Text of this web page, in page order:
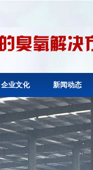
企业文化 新闻动态